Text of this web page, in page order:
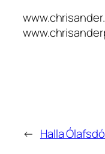
← Halla